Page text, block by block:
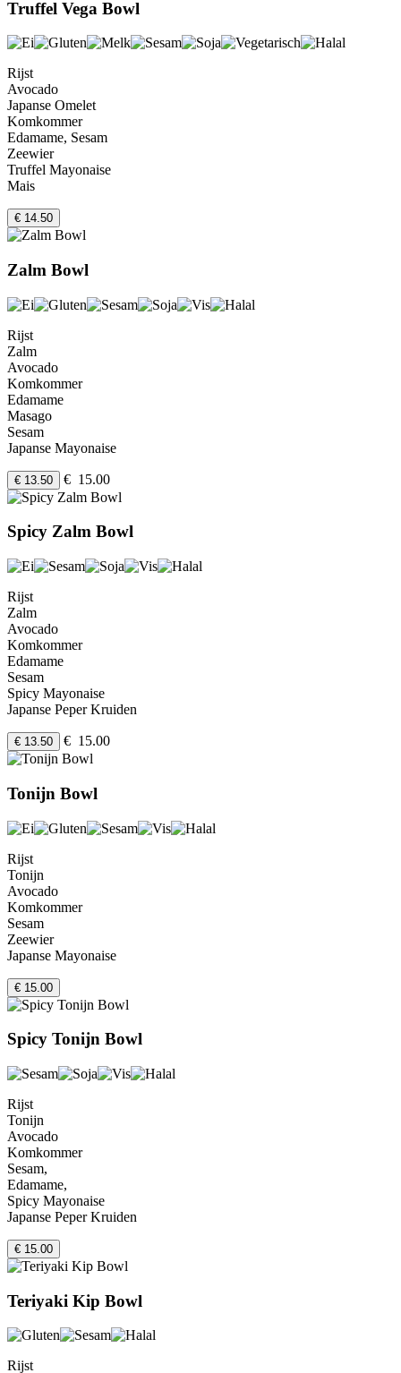
Truffel Vega Bowl
Rijst
Avocado
Japanse Omelet
Komkommer
Edamame, Sesam
Zeewier
Truffel Mayonaise
Mais
€ 14.50
Zalm Bowl
Rijst
Zalm
Avocado
Komkommer
Edamame
Masago
Sesam
Japanse Mayonaise
€ 13.50 € 15.00
Spicy Zalm Bowl
Rijst
Zalm
Avocado
Komkommer
Edamame
Sesam
Spicy Mayonaise
Japanse Peper Kruiden
€ 13.50 € 15.00
Tonijn Bowl
Rijst
Tonijn
Avocado
Komkommer
Sesam
Zeewier
Japanse Mayonaise
€ 15.00
Spicy Tonijn Bowl
Rijst
Tonijn
Avocado
Komkommer
Sesam,
Edamame,
Spicy Mayonaise
Japanse Peper Kruiden
€ 15.00
Teriyaki Kip Bowl
Rijst